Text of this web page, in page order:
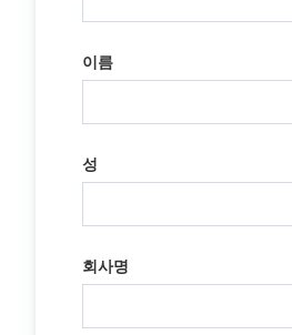
이름
성
회사명